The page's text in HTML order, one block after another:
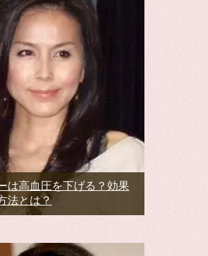
は高血圧を下げる？効果
法とは？